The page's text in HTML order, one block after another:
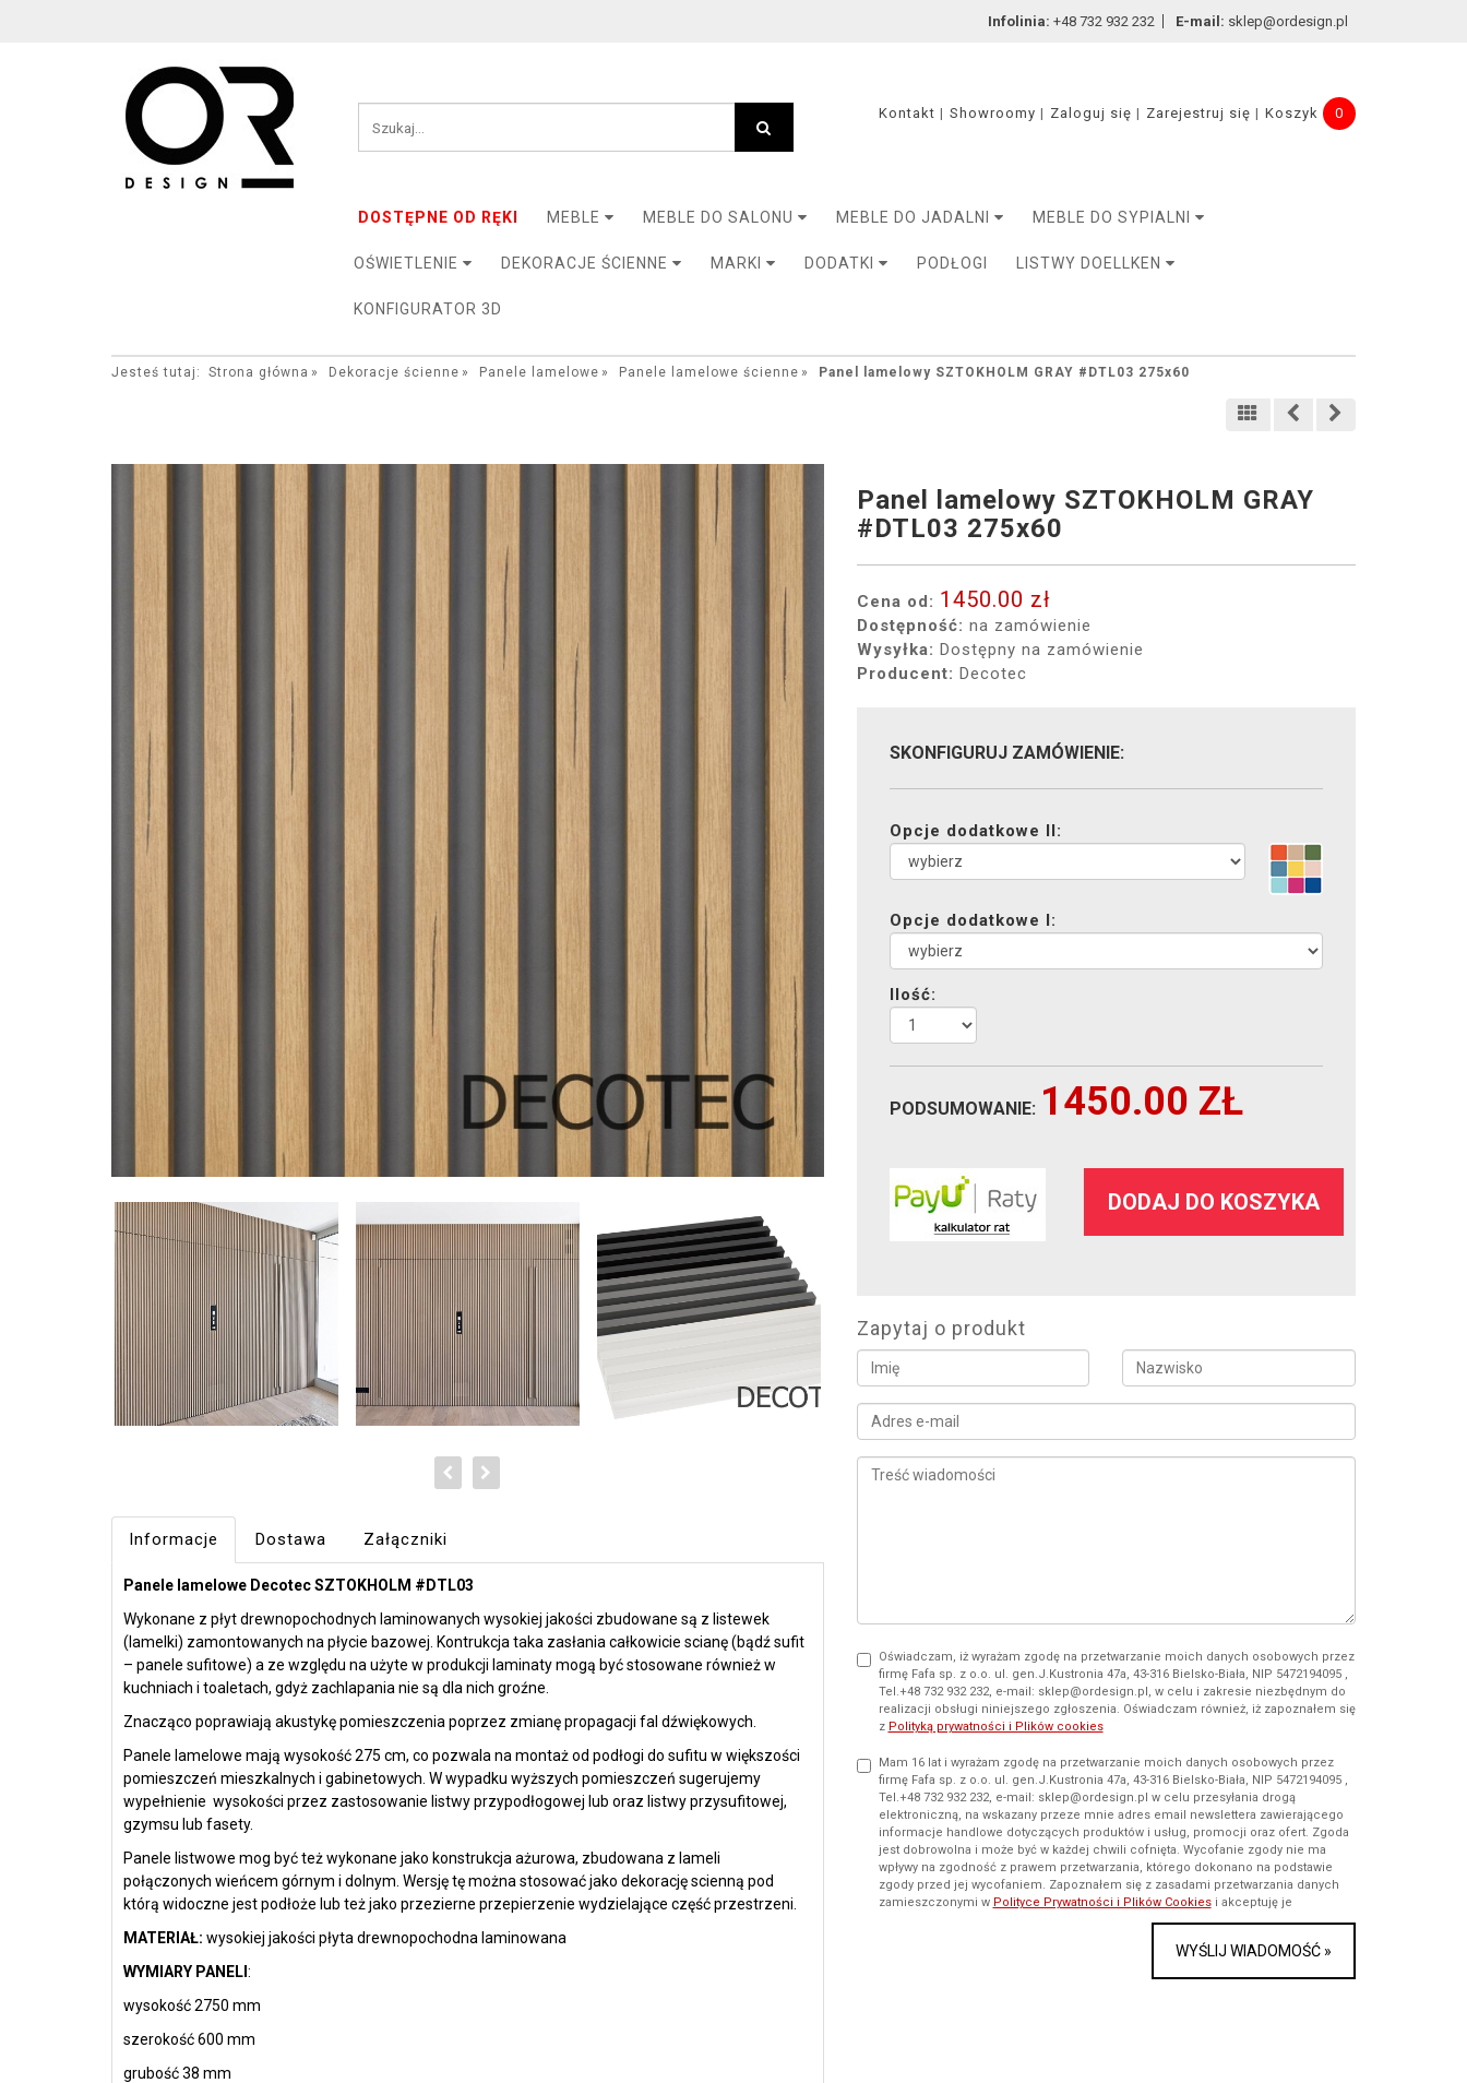
Infolinia: +48 732 932 232 E-mail: sklep@ordesign.pl
Kontakt Showroomy Zaloguj się Zarejestruj się Koszyk 0
DOSTĘPNE OD RĘKI MEBLE MEBLE DO SALONU MEBLE DO JADALNI MEBLE DO SYPIALNI
OŚWIETLENIE DEKORACJE ŚCIENNE MARKI DODATKI PODŁOGI LISTWY DOELLKEN
KONFIGURATOR 3D
Jesteś tutaj: Strona główna Dekoracje ścienne Panele lamelowe Panele lamelowe ścienne Panel lamelowy SZTOKHOLM GRAY #DTL03 275x60
Informacje Dostawa Załączniki
Panele lamelowe Decotec SZTOKHOLM #DTL03
Wykonane z płyt drewnopochodnych laminowanych wysokiej jakości zbudowane są z listewek
(lamelki) zamontowanych na płycie bazowej. Kontrukcja taka zasłania całkowicie scianę (bądź sufit
– panele sufitowe) a ze względu na użyte w produkcji laminaty mogą być stosowane również w
kuchniach i toaletach, gdyż zachlapania nie są dla nich groźne.
Znacząco poprawiają akustykę pomieszczenia poprzez zmianę propagacji fal dźwiękowych.
Panele lamelowe mają wysokość 275 cm, co pozwala na montaż od podłogi do sufitu w większości
pomieszczeń mieszkalnych i gabinetowych. W wypadku wyższych pomieszczeń sugerujemy
wypełnienie wysokości przez zastosowanie listwy przypodłogowej lub oraz listwy przysufitowej,
gzymsu lub fasety.
Panele listwowe mog być też wykonane jako konstrukcja ażurowa, zbudowana z lameli
połączonych wieńcem górnym i dolnym. Wersję tę można stosować jako dekorację scienną pod
którą widoczne jest podłoże lub też jako przezierne przepierzenie wydzielające część przestrzeni.
MATERIAŁ: wysokiej jakości płyta drewnopochodna laminowana
WYMIARY PANELI:
wysokość 2750 mm
szerokość 600 mm
grubość 38 mm
Panel lamelowy SZTOKHOLM GRAY
#DTL03 275x60
Cena od: 1450.00 zł
Dostępność: na zamówienie
Wysyłka: Dostępny na zamówienie
Producent: Decotec
SKONFIGURUJ ZAMÓWIENIE:
Opcje dodatkowe II:
Opcje dodatkowe I:
Ilość:
PODSUMOWANIE: 1450.00 ZŁ
DODAJ DO KOSZYKA
Zapytaj o produkt
Oświadczam, iż wyrażam zgodę na przetwarzanie moich danych osobowych przez
firmę Fafa sp. z o.o. ul. gen.J.Kustronia 47a, 43-316 Bielsko-Biała, NIP 5472194095 ,
Tel.+48 732 932 232, e-mail: sklep@ordesign.pl, w celu i zakresie niezbędnym do
realizacji obsługi niniejszego zgłoszenia. Oświadczam również, iż zapoznałem się
z Polityką prywatności i Plików cookies
Mam 16 lat i wyrażam zgodę na przetwarzanie moich danych osobowych przez
firmę Fafa sp. z o.o. ul. gen.J.Kustronia 47a, 43-316 Bielsko-Biała, NIP 5472194095 ,
Tel.+48 732 932 232, e-mail: sklep@ordesign.pl w celu przesyłania drogą
elektroniczną, na wskazany przeze mnie adres email newslettera zawierającego
informacje handlowe dotyczących produktów i usług, promocji oraz ofert. Zgoda
jest dobrowolna i może być w każdej chwili cofnięta. Wycofanie zgody nie ma
wpływy na zgodność z prawem przetwarzania, którego dokonano na podstawie
zgody przed jej wycofaniem. Zapoznałem się z zasadami przetwarzania danych
zamieszczonymi w Polityce Prywatności i Plików Cookiesi akceptuję je
WYŚLIJ WIADOMOŚĆ »